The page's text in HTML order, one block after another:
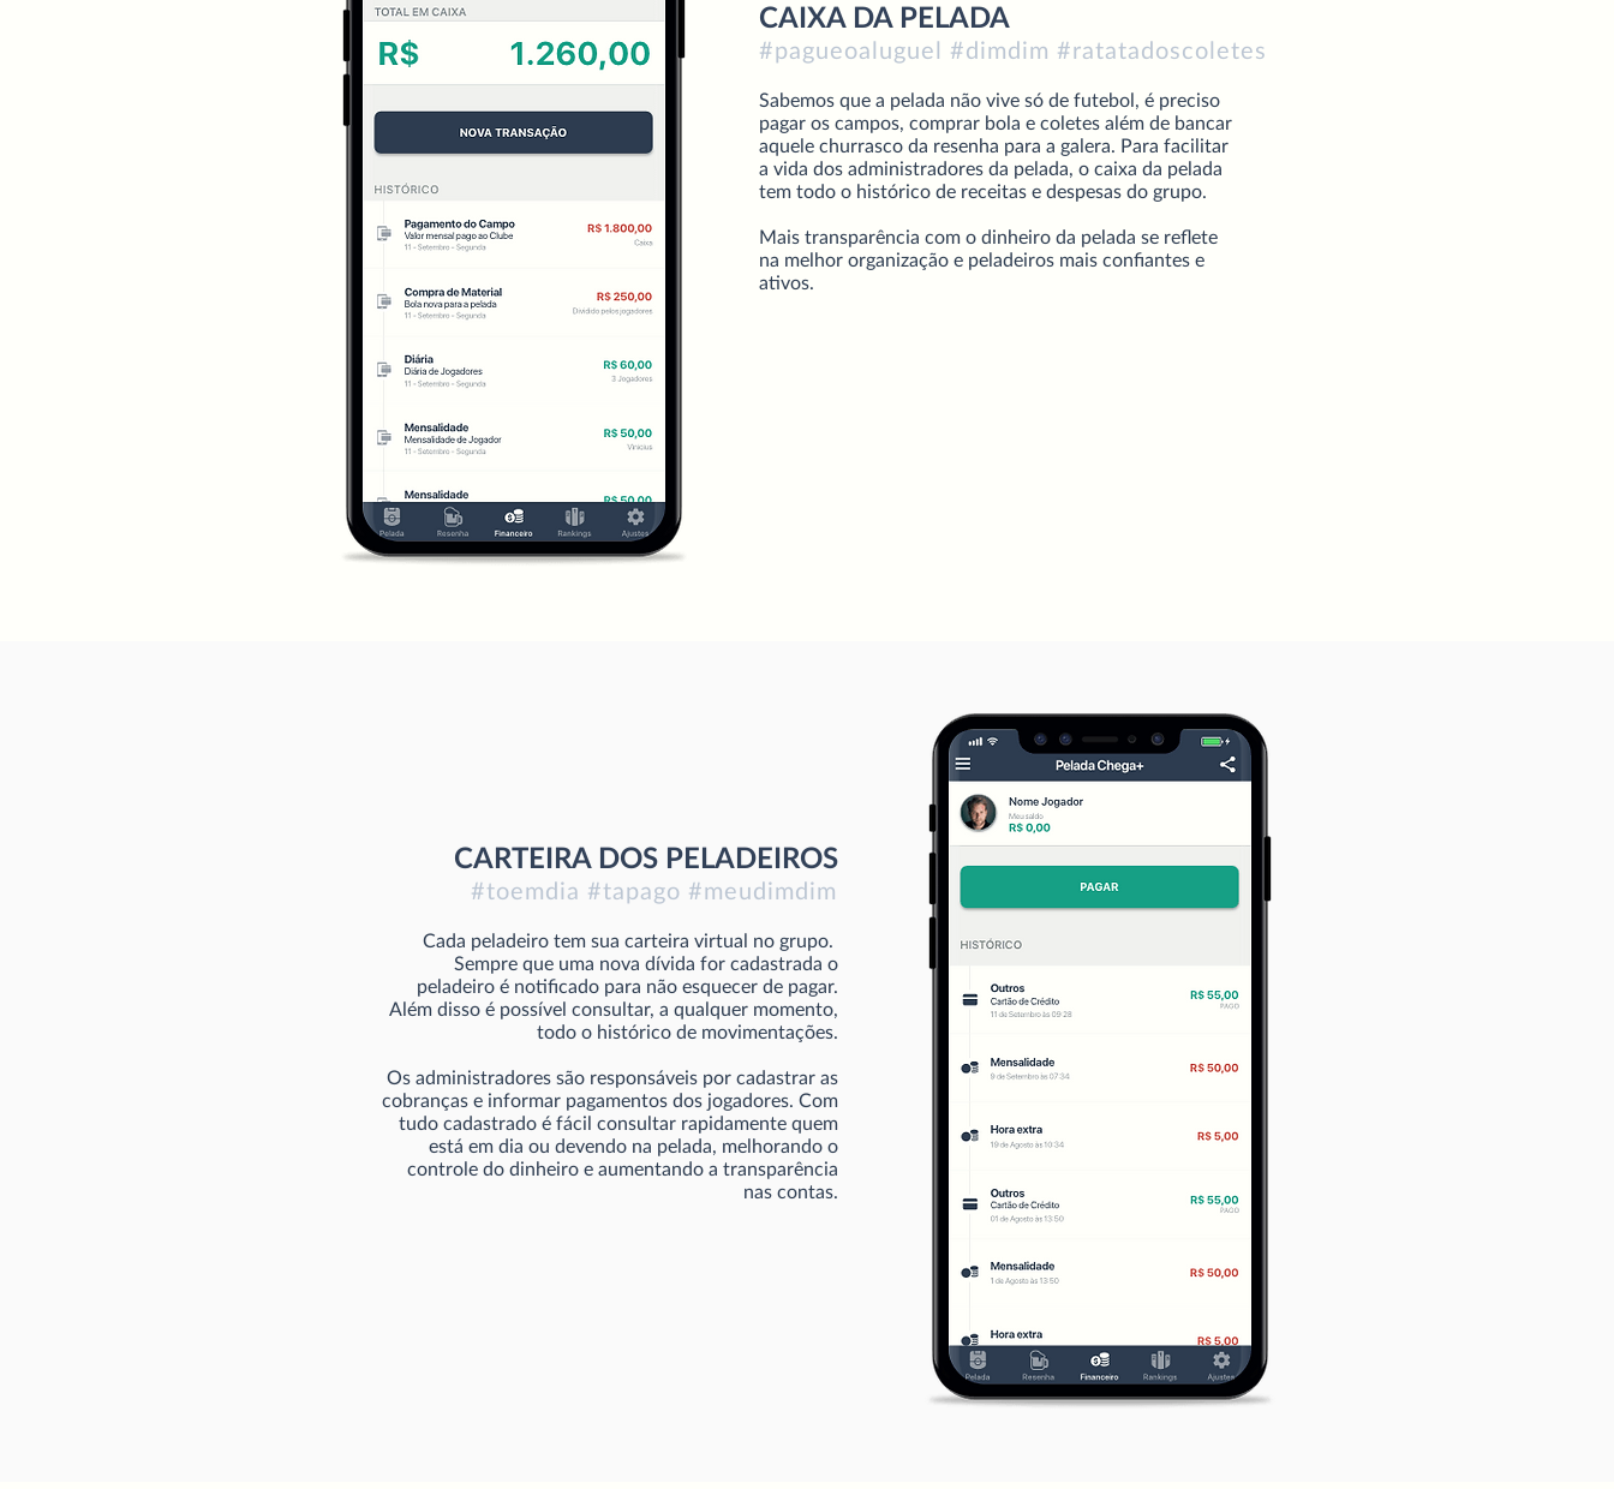
CAIXA DA PELADA
#pagueoaluguel #dimdim #ratatadoscoletes
Sabemos que a pelada não vive só de futebol, é preciso
pagar os campos, comprar bola e coletes além de bancar
aquele churrasco da resenha para a galera. Para facilitar
a vida dos administradores da pelada, o caixa da pelada
tem todo o histórico de receitas e despesas do grupo.
Mais transparência com o dinheiro da pelada se reflete
na melhor organização e peladeiros mais confiantes e
ativos.
CARTEIRA DOS PELADEIROS
#toemdia #tapago #meudimdim
Cada peladeiro tem sua carteira virtual no grupo.
Sempre que uma nova dívida for cadastrada o
peladeiro é notificado para não esquecer de pagar.
Além disso é possível consultar, a qualquer momento,
todo o histórico de movimentações.
Os administradores são responsáveis por cadastrar as
cobranças e informar pagamentos dos jogadores. Com
tudo cadastrado é fácil consultar rapidamente quem
está em dia ou devendo na pelada, melhorando o
controle do dinheiro e aumentando a transparência
nas contas.